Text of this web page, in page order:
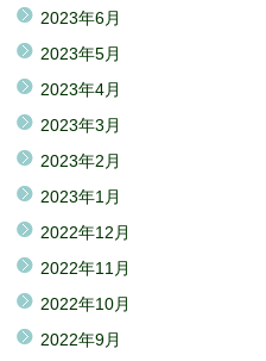
2023年6月
2023年5月
2023年4月
2023年3月
2023年2月
2023年1月
2022年12月
2022年11月
2022年10月
2022年9月